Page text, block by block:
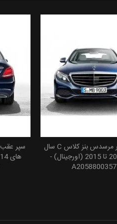
افزودن به سبد خرید
درب موتور مرسدس بنز کلاس C سال
های 2014 تا 2015 (اورجینال) -
A2058800357